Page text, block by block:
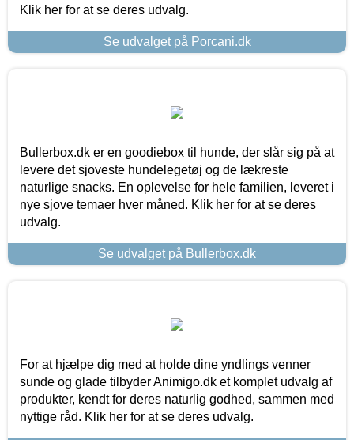
Klik her for at se deres udvalg.
Se udvalget på Porcani.dk
Bullerbox.dk er en goodiebox til hunde, der slår sig på at
levere det sjoveste hundelegetøj og de lækreste
naturlige snacks. En oplevelse for hele familien, leveret i
nye sjove temaer hver måned. Klik her for at se deres
udvalg.
Se udvalget på Bullerbox.dk
For at hjælpe dig med at holde dine yndlings venner
sunde og glade tilbyder Animigo.dk et komplet udvalg af
produkter, kendt for deres naturlig godhed, sammen med
nyttige råd. Klik her for at se deres udvalg.